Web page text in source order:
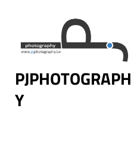
content
PJPHOTOGRAPH
Y